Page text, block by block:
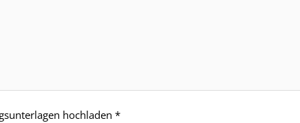
hochladen *